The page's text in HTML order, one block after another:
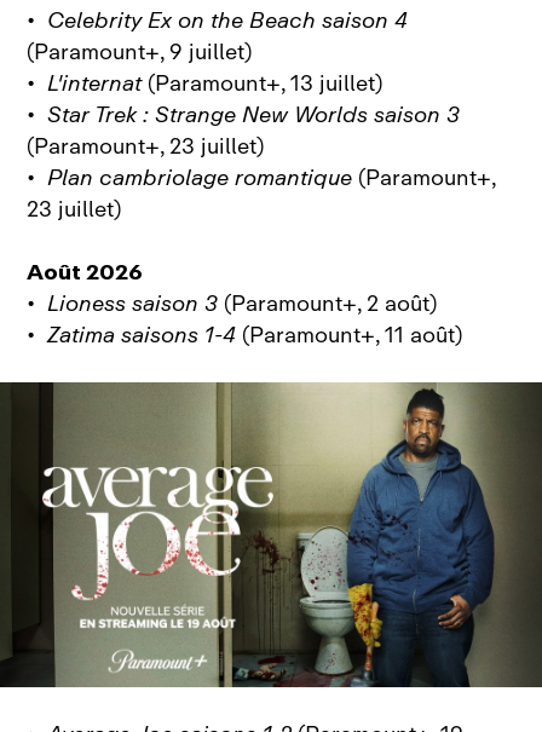
• Celebrity Ex on the Beach saison 4
(Paramount+, 9 juillet)
•L'internat(Paramount+, 13 juillet)
•Star Trek : Strange New Worlds saison 3
(Paramount+, 23 juillet)
•Plan cambriolage romantique (Paramount+,
23 juillet)
Août 2026
•Lioness saison 3 (Paramount+, 2 août)
•Zatima saisons 1-4 (Paramount+, 11 août)